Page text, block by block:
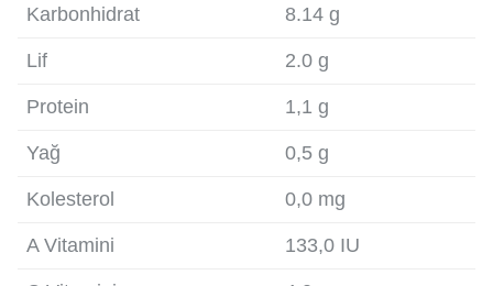
Karbonhidrat 8.14 g
Lif 2.0 g
Protein 1,1 g
Yağ 0,5 g
Kolesterol 0,0 mg
A Vitamini 133,0 IU